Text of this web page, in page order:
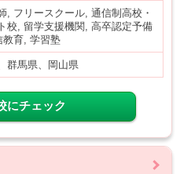
, フリースクール, 通信制高校・
校, 留学支援機関, 高卒認定予備
教育, 学習塾
群馬県、岡山県
にチェック